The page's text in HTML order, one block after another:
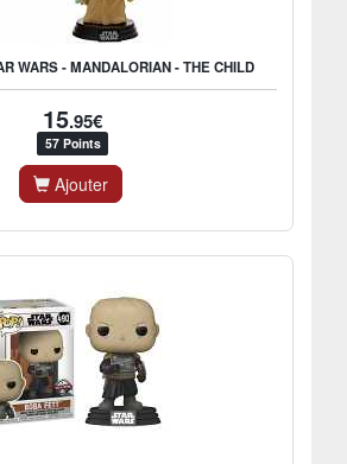
WARS - MANDALORIAN - THE CHILD
15.95€
57 Points
Ajouter